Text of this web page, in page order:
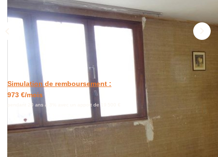
NOUS CONTACTER
Simulation de remboursement :
973 €/mois
pendant 20 ans à 3% avec un apport de 19 500 €
Description